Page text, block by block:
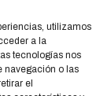
utilizamos
a la
tecnologías nos
navegación o las
el